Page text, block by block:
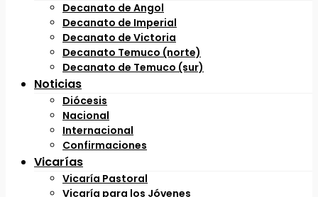
Decanato de Angol
Decanato de Imperial
Decanato de Victoria
Decanato Temuco (norte)
Decanato de Temuco (sur)
Noticias
Diócesis
Nacional
Internacional
Confirmaciones
Vicarías
Vicaría Pastoral
Vicaría para los Jóvenes